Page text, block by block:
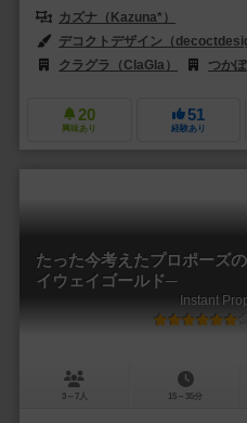
カズナ（Kazuna*）
デコクトデザイン（
クラグラ（ClaGla）
つか
20
興味あり
51
経験あり
たった今考えたプロポーズ
イウェイゴールド─
Instant
3～7人 15～35分